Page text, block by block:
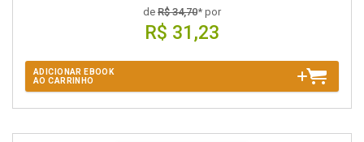
de R$ 34,70* por
R$ 31,23
ADICIONAR EBOOK
AO CARRINHO